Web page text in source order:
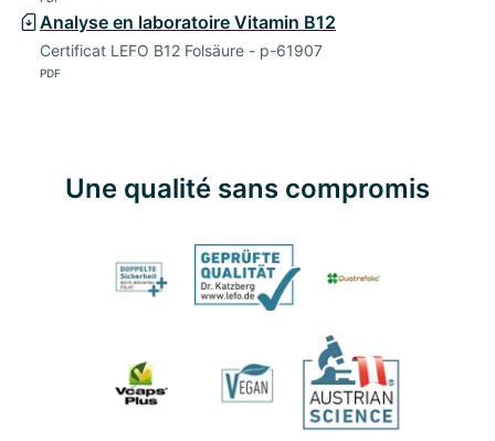
Analyse en laboratoire Vitamin B12
Certificat LEFO B12 Folsäure - p-61907
PDF
Une qualité sans compromis